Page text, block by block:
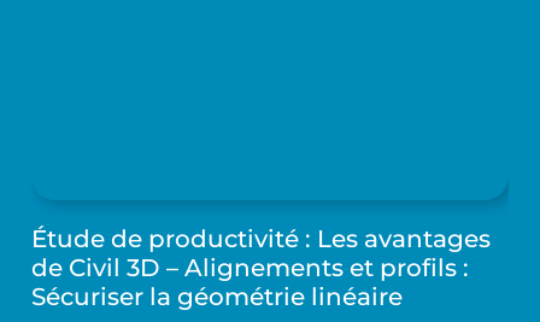
Étude de productivité : Les avantages
de Civil 3D – Alignements et profils :
Sécuriser la géométrie linéaire